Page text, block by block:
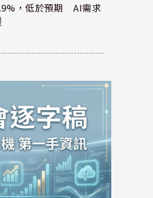
，低於預期 AI需求